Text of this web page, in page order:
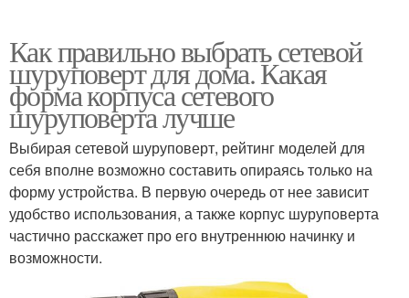
Как правильно выбрать сетевой
шуруповерт для дома. Какая
форма корпуса сетевого
шуруповерта лучше
Выбирая сетевой шуруповерт, рейтинг моделей для
себя вполне возможно составить опираясь только на
форму устройства. В первую очередь от нее зависит
удобство использования, а также корпус шуруповерта
частично расскажет про его внутреннюю начинку и
возможности.